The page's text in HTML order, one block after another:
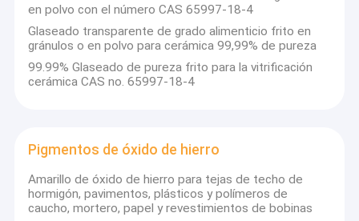
en polvo con el número CAS 65997-18-4
Glaseado transparente de grado alimenticio frito en
gránulos o en polvo para cerámica 99,99% de pureza
99.99% Glaseado de pureza frito para la vitrificación
cerámica CAS no. 65997-18-4
Pigmentos de óxido de hierro
Amarillo de óxido de hierro para tejas de techo de
hormigón, pavimentos, plásticos y polímeros de
caucho, mortero, papel y revestimientos de bobinas